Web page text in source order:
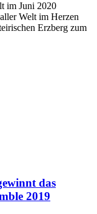
im Juni 2020
Welt im Herzen
Erzberg zum
das
2019